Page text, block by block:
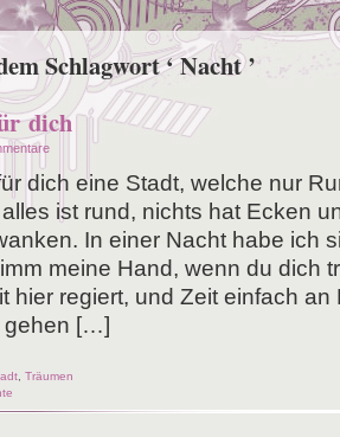
Schlagwort ‘ Nacht ’
dich
dich eine Stadt, wel­che nur
ist rund, nichts hat Ecken
In einer Nacht habe ich
mei­ne Hand, wenn du dich
hier regiert, und Zeit ein­fach an
gehen […]
Träumen